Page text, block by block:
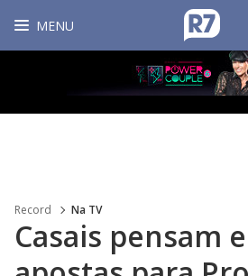
MENU
Record Na TV
Casais pensam